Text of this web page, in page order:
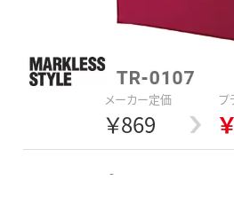
メーカー定価
￥869
プ
-